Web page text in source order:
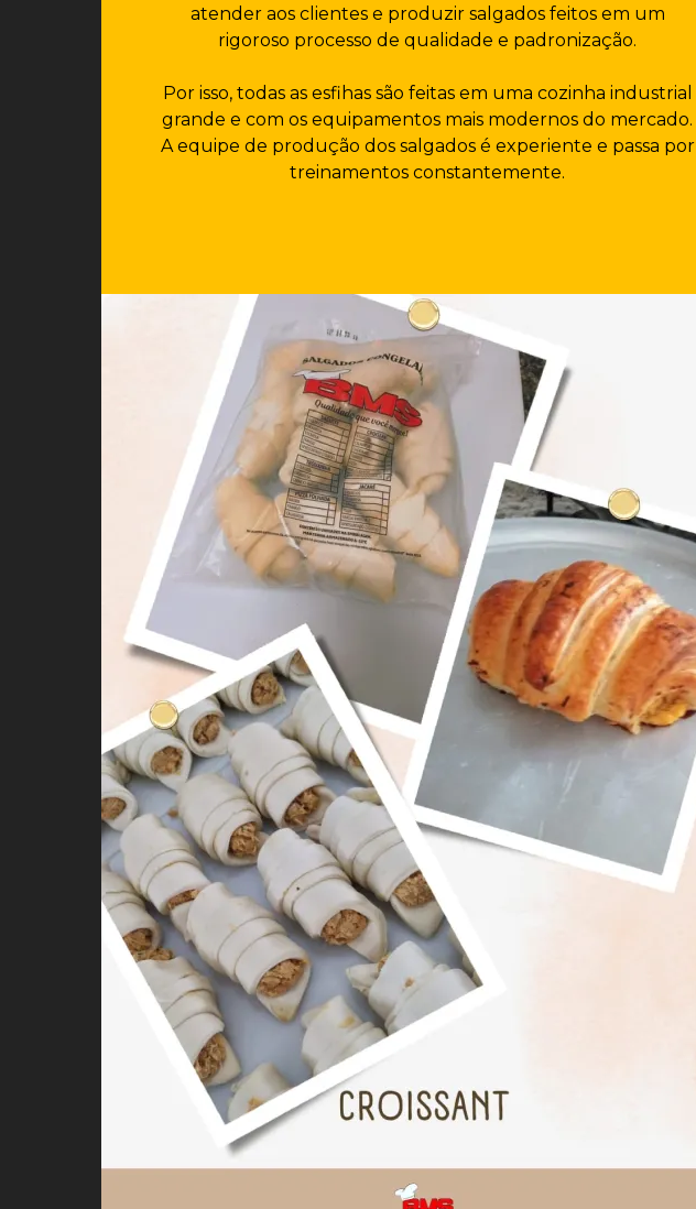
atender aos clientes e produzir salgados feitos em um
rigoroso processo de qualidade e padronização.
Por isso, todas as esfihas são feitas em uma cozinha industrial
grande e com os equipamentos mais modernos do mercado.
A equipe de produção dos salgados é experiente e passa por
treinamentos constantemente.